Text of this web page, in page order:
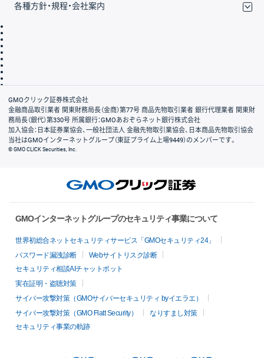
各種方針・規程・会社案内
会社案内
GMOクリック証券株式会社
金融商品取引業者 関東財務局長（金商）第77号 商品先物取引業者 銀行代理業者 関東財
務局長（銀代）第330号 所属銀行：GMOあおぞらネット銀行株式会社
加入協会：日本証券業協会、一般社団法人 金融先物取引業協会、日本商品先物取引協会
当社はGMOインターネットグループ（東証プライム上場9449）のメンバーです。
© GMO CLICK Securities, Inc.
GMOインターネットグループのセキュリティ事業について
世界初総合ネットセキュリティサービス「GMOセキュリティ24」
パスワード漏洩診断
Webサイトリスク診断
セキュリティ相談AIチャットボット
実在証明・盗聴対策
サイバー攻撃対策（GMOサイバーセキュリティ byイエラエ）
サイバー攻撃対策（GMO Flatt Security）
なりすまし対策
セキュリティ事業の軌跡